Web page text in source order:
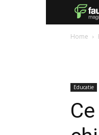
Home
Educatie